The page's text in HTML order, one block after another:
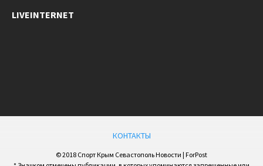
LIVEINTERNET
КОНТАКТЫ
© 2018 Спорт Крым Севастополь Новости | ForPost